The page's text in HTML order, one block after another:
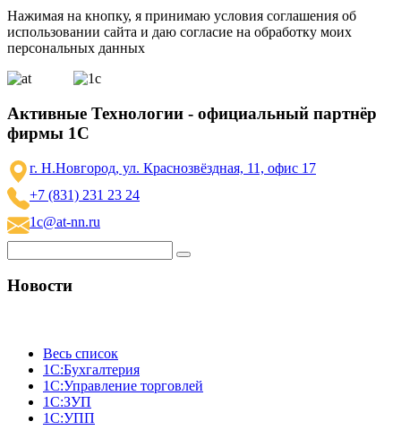
Нажимая на кнопку, я принимаю условия соглашения об
использовании сайта и даю согласие на обработку моих
персональных данных
Активные Технологии - официальный партнёр
фирмы 1С
г. Н.Новгород, ул. Краснозвёздная, 11, офис 17
+7 (831) 231 23 24
1c@at-nn.ru
Новости
Весь список
1С:Бухгалтерия
1С:Управление торговлей
1С:ЗУП
1С:УПП